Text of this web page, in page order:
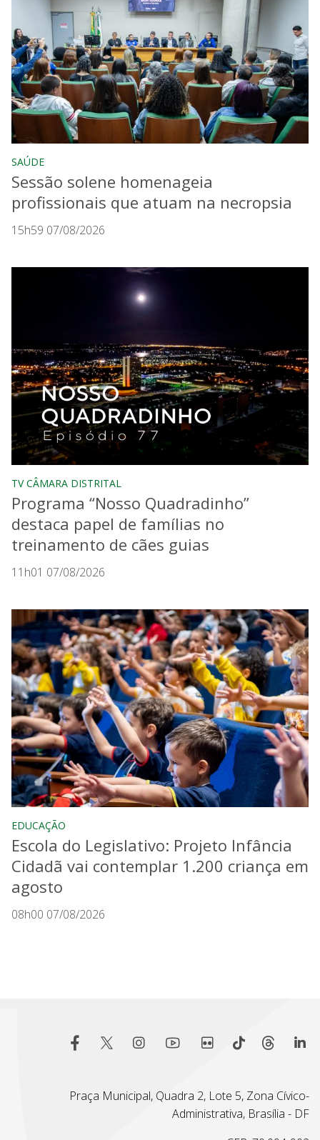
SAÚDE
Sessão solene homenageia
profissionais que atuam na necropsia
15h59 07/08/2026
TV CÂMARA DISTRITAL
Programa “Nosso Quadradinho”
destaca papel de famílias no
treinamento de cães guias
11h01 07/08/2026
EDUCAÇÃO
Escola do Legislativo: Projeto Infância
Cidadã vai contemplar 1.200 criança em
agosto
08h00 07/08/2026
Praça Municipal, Quadra 2, Lote 5, Zona Cívico-
Administrativa, Brasília - DF